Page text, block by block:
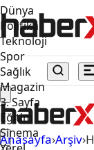
Dünya
Politika
Teknoloji
Spor
Sağlık
Magazin
3. Sayfa
Eğitim
Sinema
Anasayfa›Arşiv›